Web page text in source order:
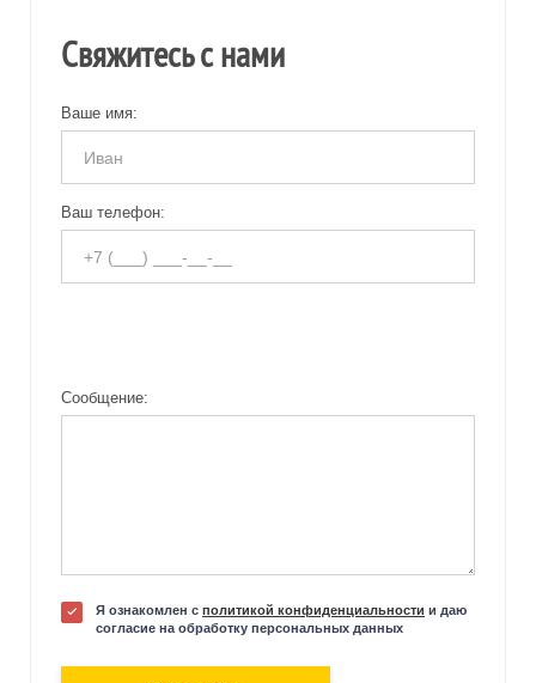
Свяжитесь с нами
Ваше имя:
Ваш телефон:
Сообщение:
Я ознакомлен с политикой конфиденциальности и даю
согласие на обработку персональных данных